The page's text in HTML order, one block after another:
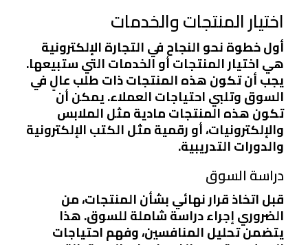
اختيار المنتجات والخدمات
أول خطوة نحو النجاح في التجارة الإلكترونية
هي اختيار المنتجات أو الخدمات التي ستبيعها.
يجب أن تكون هذه المنتجات ذات طلب عالٍ في
السوق وتلبي احتياجات العملاء. يمكن أن
تكون هذه المنتجات مادية مثل الملابس
والإلكترونيات، أو رقمية مثل الكتب الإلكترونية
والدورات التدريبية.
دراسة السوق
قبل اتخاذ قرار نهائي بشأن المنتجات، من
الضروري إجراء دراسة شاملة للسوق. هذا
يتضمن تحليل المنافسين، وفهم احتياجات